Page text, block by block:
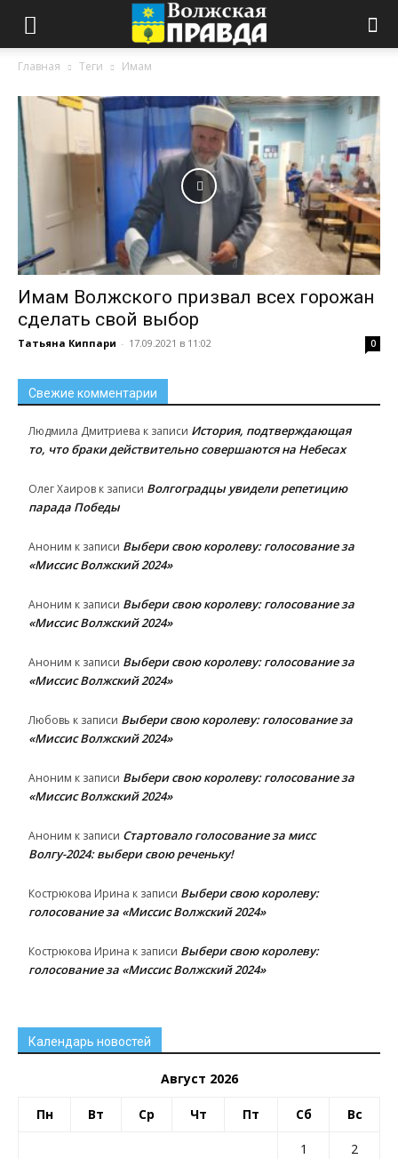
Главная Теги Имам
Имам Волжского призвал всех горожан
сделать свой выбор
Татьяна Киппари - 17.09.2021 в 11:02 0
Свежие комментарии
Людмила Дмитриева к записи История, подтверждающая
то, что браки действительно совершаются на Небесах
Олег Хаиров к записи Волгоградцы увидели репетицию
парада Победы
Аноним к записи Выбери свою королеву: голосование за
«Миссис Волжский 2024»
Аноним к записи Выбери свою королеву: голосование за
«Миссис Волжский 2024»
Аноним к записи Выбери свою королеву: голосование за
«Миссис Волжский 2024»
Любовь к записи Выбери свою королеву: голосование за
«Миссис Волжский 2024»
Аноним к записи Выбери свою королеву: голосование за
«Миссис Волжский 2024»
Аноним к записи Стартовало голосование за мисс
Волгу-2024: выбери свою реченьку!
Кострюкова Ирина к записи Выбери свою королеву:
голосование за «Миссис Волжский 2024»
Кострюкова Ирина к записи Выбери свою королеву:
голосование за «Миссис Волжский 2024»
Календарь новостей
Август 2026
Пн Вт Ср Чт Пт Сб Вс
1
2